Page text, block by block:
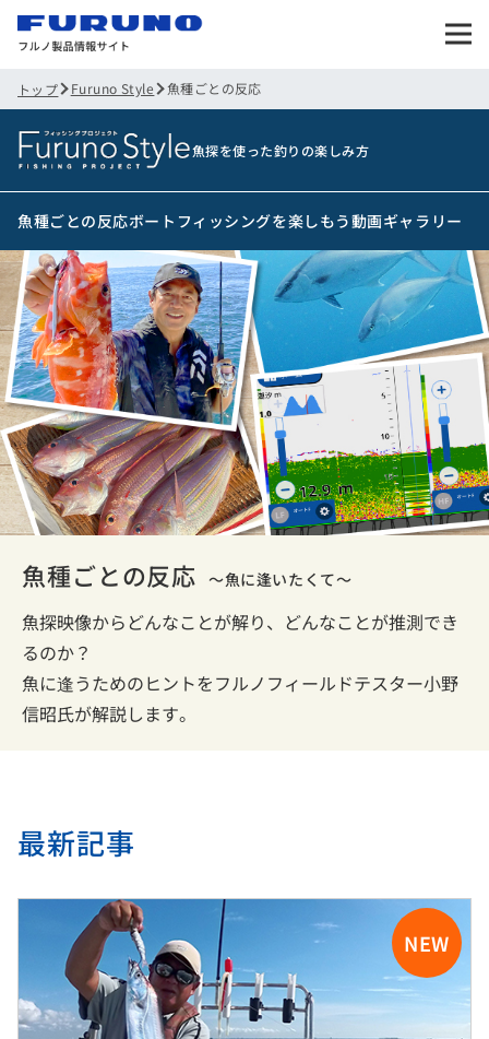
トップ Furuno Style 魚種ごとの反応
魚探を使った釣りの楽しみ方
魚種ごとの反応ボートフィッシングを楽しもう動画ギャラリー
魚種ごとの反応 ～魚に逢いたくて～
魚探映像からどんなことが解り、どんなことが推測でき
るのか？
魚に逢うためのヒントをフルノフィールドテスター小野
信昭氏が解説します。
最新記事
NEW